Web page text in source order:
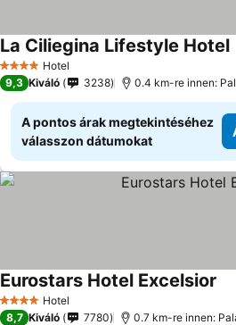
4 KategóriaHotel
La Ciliegina Lifestyle Hotel
9,3 Kiváló 3238 0.4 km-re innen:
A pontos árak megtekintéséhez
válasszon dátumokat
4 KategóriaHotel
Eurostars Hotel Excelsior
8,7 Kiváló 7780 0.7 km-re innen: